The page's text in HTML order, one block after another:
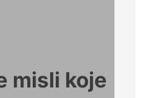
misli koje